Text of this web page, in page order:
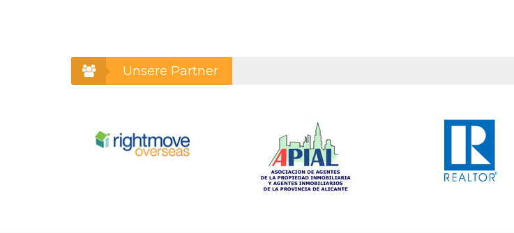
Unsere Partner